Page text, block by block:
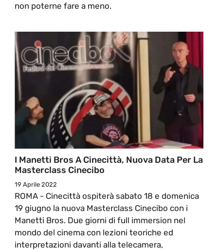
non poterne fare a meno.
I Manetti Bros A Cinecittà, Nuova Data Per La
Masterclass Cinecibo
19 Aprile 2022
ROMA - Cinecittà ospiterà sabato 18 e domenica
19 giugno la nuova Masterclass Cinecibo con i
Manetti Bros. Due giorni di full immersion nel
mondo del cinema con lezioni teoriche ed
interpretazioni davanti alla telecamera,